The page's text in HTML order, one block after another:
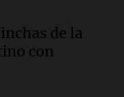
por el
de la
con